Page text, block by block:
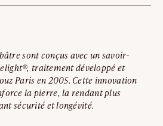
sont conçus avec un savoir-
traitement développé et
Paris en 2005. Cette innovation
la pierre, la rendant plus
sécurité et longévité.